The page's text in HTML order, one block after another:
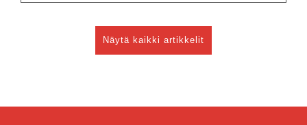
Näytä kaikki artikkelit